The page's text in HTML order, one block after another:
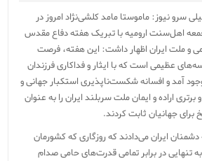
سرو نیوز: ماموستا مامد کلشی‌نژاد امروز در
اهل‌سنت ارومیه با تبریک هفته دفاع مقدس
و ملت ایران اظهار داشت: این هفته، فرصت
عظیمی است که با ایثار و فداکاری فرزندان
آمد و افسانه شکست‌ناپذیری استکبار جهانی و
برتری اراده و ایمان ملت سربلند ایران را به عنوان
جهانیان ثابت کردند.
ایران می‌دادند که روزگاری که کشورمان
تنهایی در برابر تمامی قدرت‌های حامی صدام